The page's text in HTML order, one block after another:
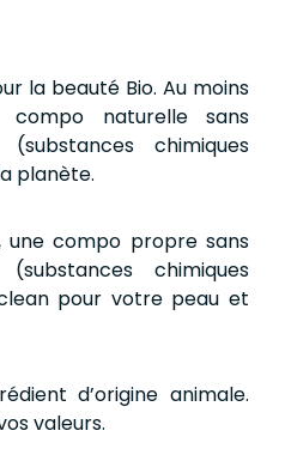
la beauté Bio. Au moins
compo naturelle sans
chimiques
planète.
une compo propre sans
chimiques
pour votre peau et
d’origine animale.
valeurs.